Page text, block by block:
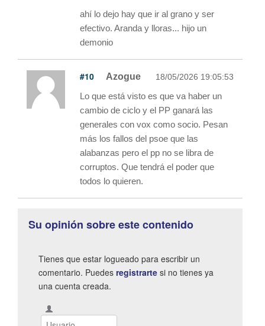
ahí lo dejo hay que ir al grano y ser
efectivo. Aranda y lloras... hijo un
demonio
#10 Azogue 18/05/2026 19:05:53
Lo que está visto es que va haber un
cambio de ciclo y el PP ganará las
generales con vox como socio. Pesan
más los fallos del psoe que las
alabanzas pero el pp no se libra de
corruptos. Que tendrá el poder que
todos lo quieren.
Su opinión sobre este contenido
Tienes que estar logueado para escribir un
comentario. Puedes registrarte si no tienes ya
una cuenta creada.